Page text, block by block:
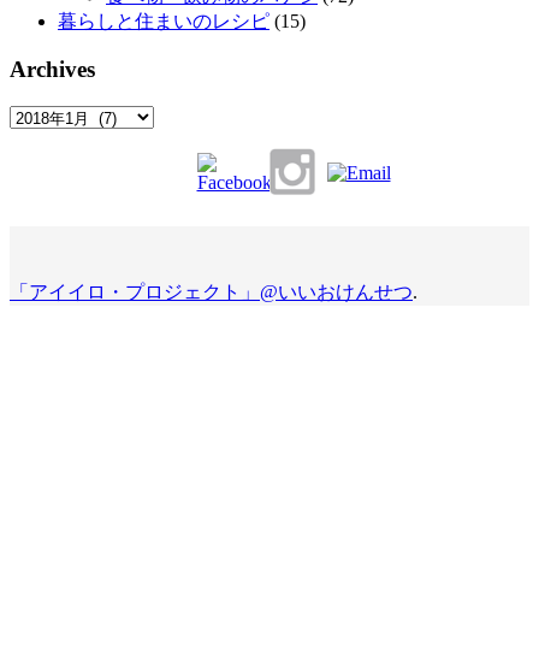
暮らしと住まいのレシピ (15)
Archives
Archives
「アイイロ・プロジェクト」@いいおけんせつ.